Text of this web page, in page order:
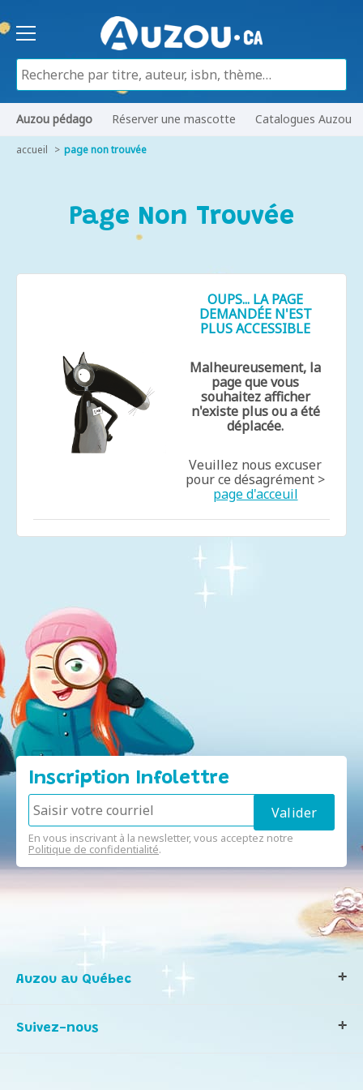
Auzou pédago Réserver une mascotte Catalogues Auzou
accueil page non trouvée
Page Non Trouvée
OUPS... LA PAGE
DEMANDÉE N'EST
PLUS ACCESSIBLE
Malheureusement, la
page que vous
souhaitez afficher
n'existe plus ou a été
déplacée.
Veuillez nous excuser
pour ce désagrément >
page d'acceuil
Inscription Infolettre
En vous inscrivant à la newsletter, vous acceptez notre
Politique de confidentialité.
Auzou au Québec
Notre histoire
Suivez-nous